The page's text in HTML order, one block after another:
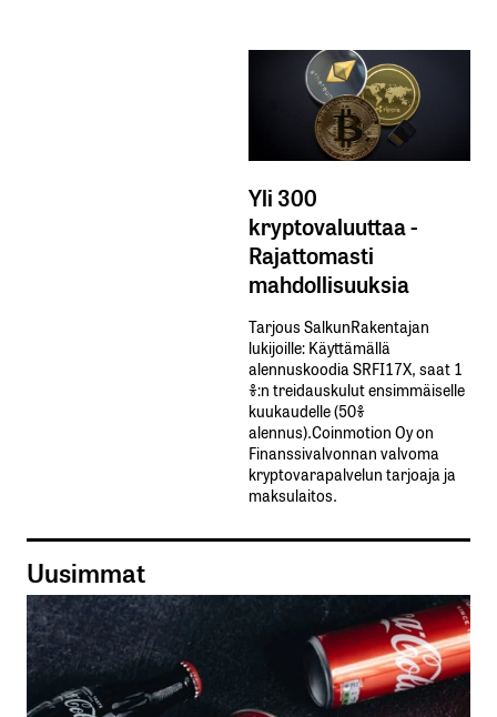
Yli 300
kryptovaluuttaa -
Rajattomasti
mahdollisuuksia
Tarjous SalkunRakentajan
lukijoille: Käyttämällä​ ​
alennuskoodia​ ​SRFI17X,​ ​saat​ ​1
%:n treidauskulut​ ​ensimmäiselle​ ​
kuukaudelle​ ​(50%​ ​
alennus).Coinmotion Oy on
Finanssivalvonnan valvoma
kryptovarapalvelun tarjoaja ja
maksulaitos.
Uusimmat